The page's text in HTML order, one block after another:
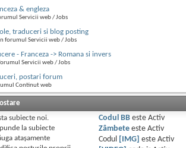
& engleza
Servicii web / Jobs
traduceri si blog posting
forumul Servicii web / Jobs
- Franceza -> Romana si invers
Servicii web / Jobs
postari forum
Continut web
subiecte noi.
la subiecte
ataşamente
Codul BBeste Activ
Zâmbeteeste Activ
Codul
[IMG] este Activ